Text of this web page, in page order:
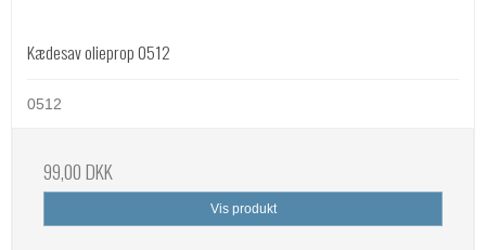
Kædesav olieprop 0512
0512
99,00 DKK
Vis produkt